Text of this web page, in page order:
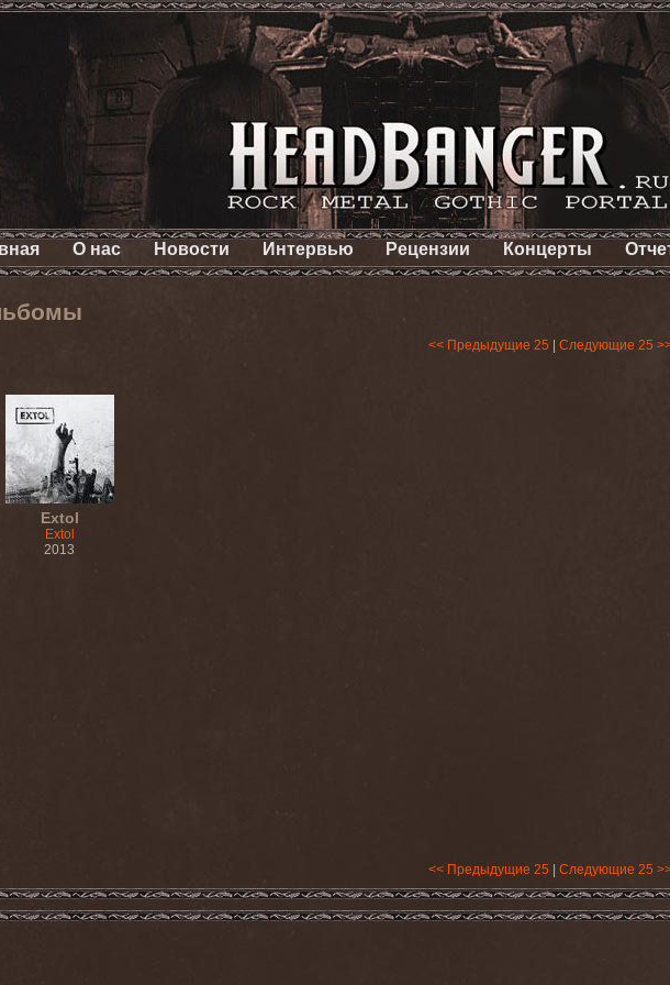
О нас Новости Интервью Рецензии Концерты
<< Предыдущие 25 Следующие 25
Extol
Extol
2013
<< Предыдущие 25 Следующие 25